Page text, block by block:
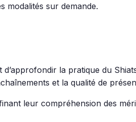
modalités sur demande.
la pratique du
et la qualité de
leur compréhension des